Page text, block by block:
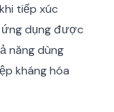
tiếp xúc
dụng được
năng dùng
kháng hóa